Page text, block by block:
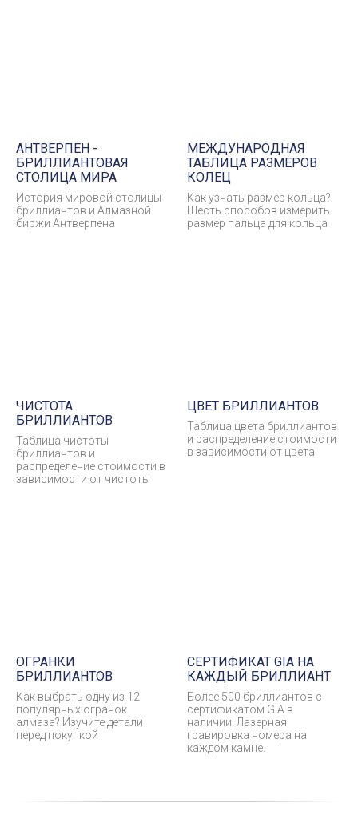
АНТВЕРПЕН -
БРИЛЛИАНТОВАЯ
СТОЛИЦА МИРА
История мировой столицы
бриллиантов и Алмазной
биржи Антверпена
МЕЖДУНАРОДНАЯ
ТАБЛИЦА РАЗМЕРОВ
КОЛЕЦ
Как узнать размер кольца?
Шесть способов измерить
размер пальца для кольца
ЧИСТОТА
БРИЛЛИАНТОВ
Таблица чистоты
бриллиантов и
распределение стоимости в
зависимости от чистоты
ЦВЕТ БРИЛЛИАНТОВ
Таблица цвета бриллиантов
и распределение стоимости
в зависимости от цвета
ОГРАНКИ
БРИЛЛИАНТОВ
Как выбрать одну из 12
популярных огранок
алмаза? Изучите детали
перед покупкой
СЕРТИФИКАТ GIA НА
КАЖДЫЙ БРИЛЛИАНТ
Более 500 бриллиантов с
сертификатом GIA в
наличии. Лазерная
гравировка номера на
каждом камне.